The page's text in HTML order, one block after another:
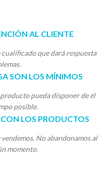
AL CLIENTE
que dará respuesta
SON LOS MÍNIMOS
pueda disponer de él
posible.
LOS PRODUCTOS
No abandonamos al
momento.